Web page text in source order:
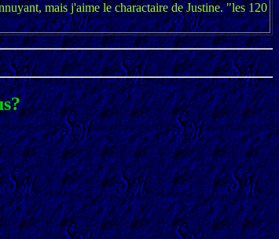
mais j'aime le charactaire de Justine. "les 120